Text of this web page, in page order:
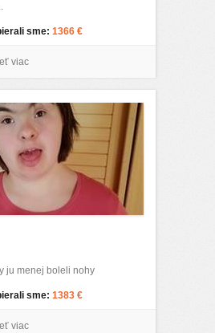
sme: 1366 €
viac
ju menej boleli nohy
sme: 1383 €
viac